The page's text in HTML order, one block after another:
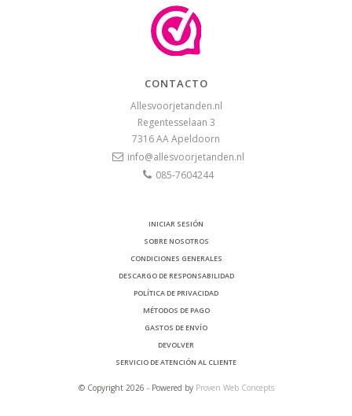
CONTACTO
Allesvoorjetanden.nl
Regentesselaan 3
7316 AAApeldoorn
info@allesvoorjetanden.nl
085-7604244
INICIAR SESIÓN
SOBRE NOSOTROS
CONDICIONES GENERALES
DESCARGO DE RESPONSABILIDAD
POLÍTICA DE PRIVACIDAD
MÉTODOS DE PAGO
GASTOS DE ENVÍO
DEVOLVER
SERVICIO DE ATENCIÓN AL CLIENTE
© Copyright 2026 - Powered by Proven Web Concepts